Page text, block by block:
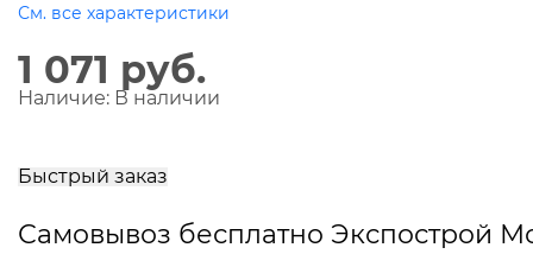
См. все характеристики
1 071 руб.
Наличие: В наличии
Быстрый заказ
Самовывоз бесплатно Экспострой